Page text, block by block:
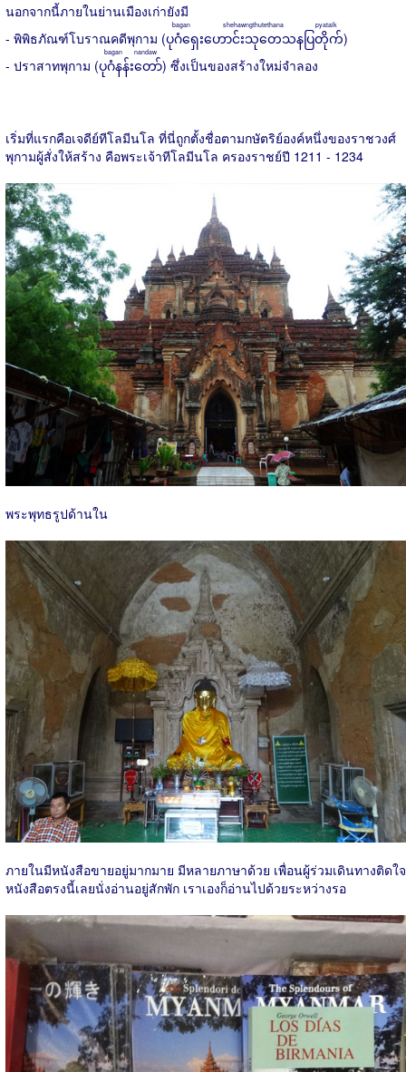
นอกจากนี้ภายในย่านเมืองเก่ายังมี
- พิพิธภัณฑ์โบราณคดีพุกาม (ပုဂံရှေးဟောင်းသုတေသနပြတိုက်
bagan shehawngthutethana pyataik
)
- ปราสาทพุกาม (ပုဂံနန်းတော်
bagan nandaw
) ซึ่งเป็นของสร้างใหม่จำลอง
เริ่มที่แรกคือเจดีย์ทีโลมีนโล ที่นี่ถูกตั้งชื่อตามกษัตริย์องค์หนึ่งของราชวงศ์
พุกามผู้สั่งให้สร้าง คือพระเจ้าทีโลมีนโล ครองราชย์ปี 1211 - 1234
พระพุทธรูปด้านใน
ภายในมีหนังสือขายอยู่มากมาย มีหลายภาษาด้วย เพื่อนผู้ร่วมเดินทางติดใจ
หนังสือตรงนี้เลยนั่งอ่านอยู่สักพัก เราเองก็อ่านไปด้วยระหว่างรอ